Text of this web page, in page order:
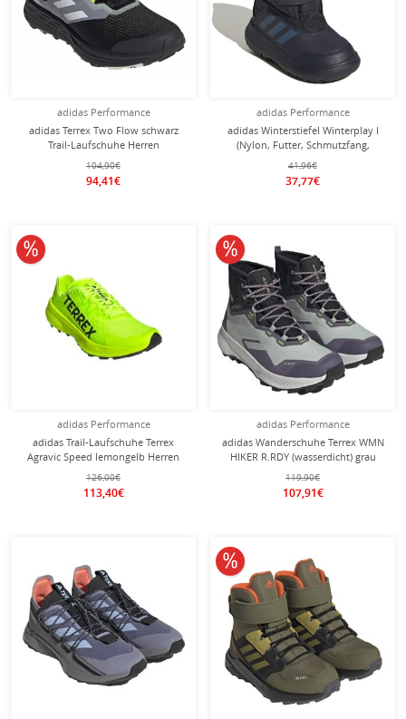
adidas Performance
adidas Terrex Two Flow schwarz
Trail-Laufschuhe Herren
104,90€
94,41€
adidas Performance
adidas Winterstiefel Winterplay I
(Nylon, Futter, Schmutzfang,
Klettverschluss) dunkelblau
Kleinkinder
41,96€
37,77€
adidas Performance
adidas Trail-Laufschuhe Terrex
Agravic Speed lemongelb Herren
126,00€
113,40€
10% reduziert
adidas Performance
adidas Wanderschuhe Terrex WMN
HIKER R.RDY (wasserdicht) grau
Damen
119,90€
107,91€
10% reduziert
10% reduziert